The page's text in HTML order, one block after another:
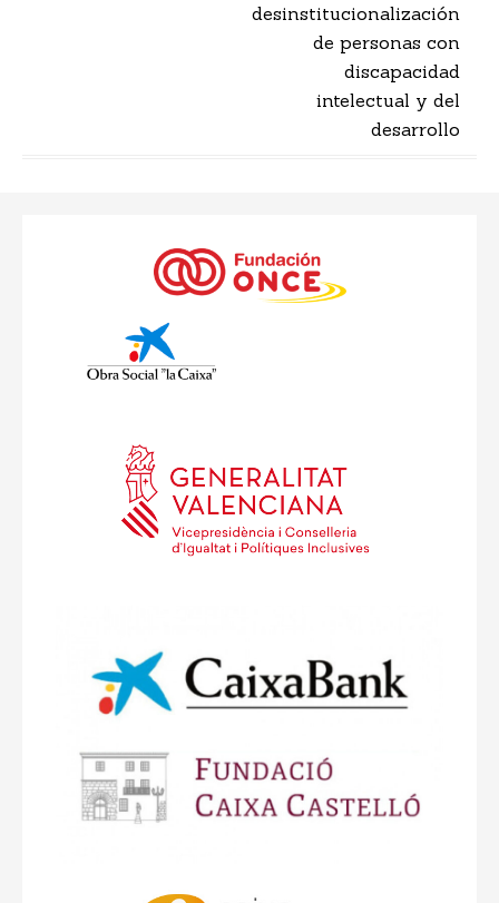
desinstitucionalización
de personas con
discapacidad
intelectual y del
desarrollo